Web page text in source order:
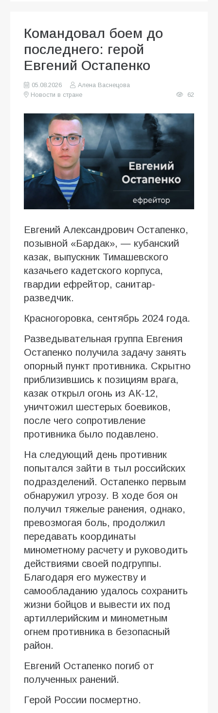
Командовал боем до
последнего: герой
Евгений Остапенко
05.08.2026
Алена Васнецова
Новости в стране
62
Евгений Александрович Остапенко,
позывной «Бардак», — кубанский
казак, выпускник Тимашевского
казачьего кадетского корпуса,
гвардии ефрейтор, санитар-
разведчик.
Красногоровка, сентябрь 2024 года.
Разведывательная группа Евгения
Остапенко получила задачу занять
опорный пункт противника. Скрытно
приблизившись к позициям врага,
казак открыл огонь из АК-12,
уничтожил шестерых боевиков,
после чего сопротивление
противника было подавлено.
На следующий день противник
попытался зайти в тыл российских
подразделений. Остапенко первым
обнаружил угрозу. В ходе боя он
получил тяжелые ранения, однако,
превозмогая боль, продолжил
передавать координаты
минометному расчету и руководить
действиями своей подгруппы.
Благодаря его мужеству и
самообладанию удалось сохранить
жизни бойцов и вывести их под
артиллерийским и минометным
огнем противника в безопасный
район.
Евгений Остапенко погиб от
полученных ранений.
Герой России посмертно.